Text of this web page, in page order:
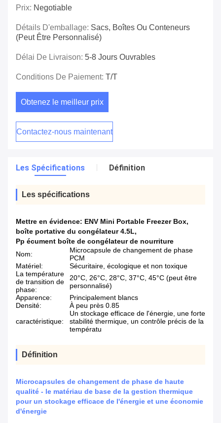
Prix: Negotiable
Détails D'emballage: Sacs, Boîtes Ou Conteneurs
(peut Être Personnalisé)
Délai De Livraison: 5-8 Jours Ouvrables
Conditions De Paiement: T/T
Obtenez le meilleur prix
Contactez-nous maintenant
Les Spécifications Définition
Les spécifications
Mettre en évidence: ENV Mini Portable Freezer Box,
boîte portative du congélateur 4.5L,
Pp écument boîte de congélateur de nourriture
Nom:
Microcapsule de changement de phase
PCM
Matériel:
Sécuritaire, écologique et non toxique
La température
de transition de
phase:
20°C, 26°C, 28°C, 37°C, 45°C (peut être
personnalisé)
Apparence:
Principalement blancs
Densité:
À peu près 0.85
caractéristique:
Un stockage efficace de l'énergie, une forte
stabilité thermique, un contrôle précis de la
températu
Définition
Microcapsules de changement de phase de haute
qualité - le matériau de base de la gestion thermique
pour un stockage efficace de l'énergie et une économie
d'énergie